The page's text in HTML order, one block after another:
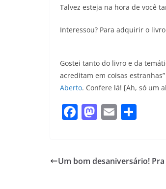
Talvez esteja na hora de você
Interessou? Para adquirir o
Gostei tanto do livro e da
acreditam em coisas
Aberto. Confere lá! [Ah, só um
F
e
M
o
E
l e
Um bom desaniversário!